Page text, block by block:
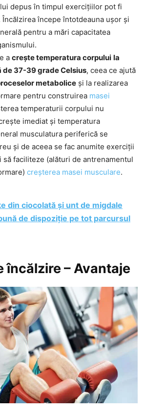
depus în timpul exercițiilor pot fi
Încălzirea începe întotdeauna ușor și
pentru a mări capacitatea
a crește temperatura corpului la
de 37-39 grade Celsius, ceea ce ajută
metabolice și la realizarea
pentru construirea masei
temperaturii corpului nu
imediat și temperatura
musculatura periferică se
și de aceea se fac anumite exerciții
să faciliteze (alături de antrenamentul
creșterea masei musculare.
din ciocolată și unt de migdale
de dispoziție pe tot parcursul
încălzire – Avantaje